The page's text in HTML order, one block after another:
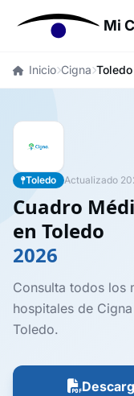
Mi
Inicio Cigna Toledo
Toledo Actualizado
Cuadro
en Toledo
2026
Consulta todos los
hospitales de
Toledo.